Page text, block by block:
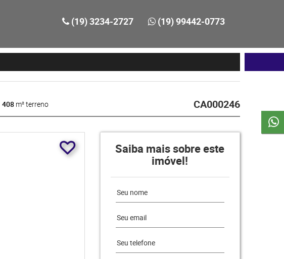
(19) 99442-0773
(19) 3234-2727
408 m² terreno CA000246
Saiba mais sobre este
imóvel!